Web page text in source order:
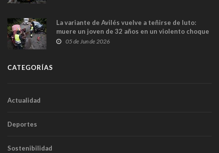
La variante de Avilés vuelve a teñirse de luto:
muere un joven de 32 años en un violento choque
frontal
05 de Jun de 2026
CATEGORÍAS
Actualidad
Deportes
Sostenibilidad